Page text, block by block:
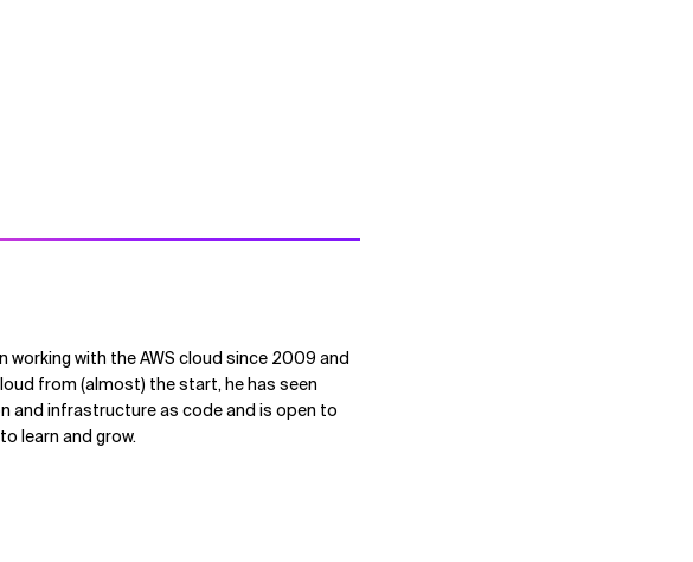
working with the AWS cloud since 2009 and
from (almost) the start, he has seen
and infrastructure as code and is open to
learn and grow.